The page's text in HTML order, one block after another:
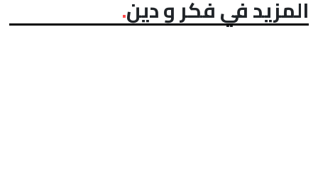
المزيد في فكر و دين